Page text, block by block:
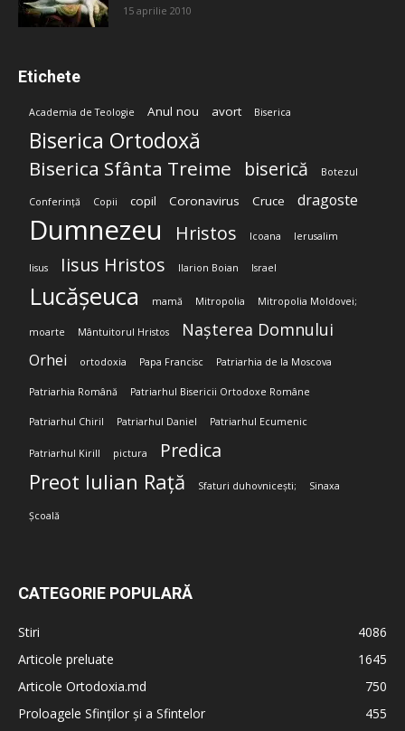
15 aprilie 2010
Etichete
Academia de Teologie Anul nou avort Biserica
Biserica Ortodoxă
Biserica Sfânta Treime biserică Botezul
Conferință Copii copil Coronavirus Cruce dragoste
Dumnezeu Hristos Icoana Ierusalim
Iisus Iisus Hristos Ilarion Boian Israel
Lucășeuca mamă Mitropolia Mitropolia Moldovei;
moarte Mântuitorul Hristos Nașterea Domnului
Orhei ortodoxia Papa Francisc Patriarhia de la Moscova
Patriarhia Română Patriarhul Bisericii Ortodoxe Române
Patriarhul Chiril Patriarhul Daniel Patriarhul Ecumenic
Patriarhul Kirill pictura Predica
Preot Iulian Rață Sfaturi duhovnicești; Sinaxa
Școală
CATEGORIE POPULARĂ
Stiri
4086
Articole preluate
1645
Articole Ortodoxia.md
750
Proloagele Sfinților și a Sfintelor
455